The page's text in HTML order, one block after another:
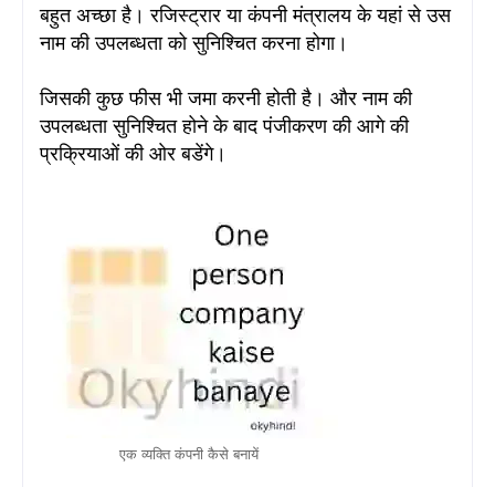
बहुत अच्छा है । रजिस्ट्रार या कंपनी मंत्रालय के यहां से उस
नाम की उपलब्धता को सुनिश्चित करना होगा।
जिसकी कुछ फीस भी जमा करनी होती है। और नाम की
उपलब्धता सुनिश्चित होने के बाद पंजीकरण की आगे की
प्रक्रियाओं की ओर बडेंगे।
एक व्यक्ति कंपनी कैसे बनायें